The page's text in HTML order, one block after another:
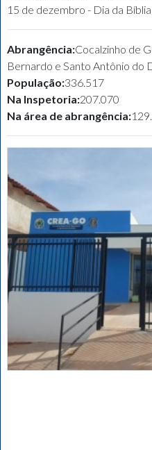
15 de dezembro - Dia da Bíblia
Abrangência:Cocalzinho de
Bernardo e Santo Antônio do
População:336.517
Na Inspetoria:207.070
Na área de abrangência: